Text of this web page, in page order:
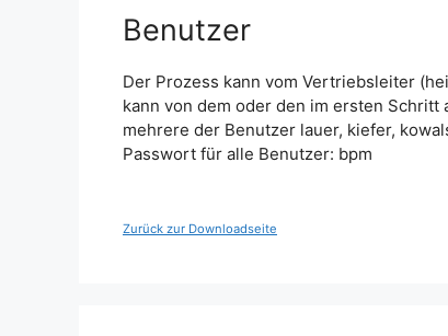
Benutzer
Der Prozess kann vom Vertriebsleiter
kann von dem oder den im ersten
mehrere der Benutzer lauer, kiefer,
Passwort für alle Benutzer: bpm
Zurück zur Downloadseite